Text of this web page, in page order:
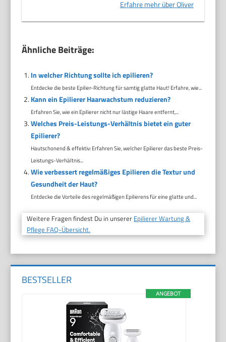
Erfahre mehr über Oliver
Ähnliche Beiträge:
In welcher Richtung sollte ich epilieren?
Entdecke die beste Epilier-Richtung für samtig glatte Haut! Erfahre, wie...
Kann ein Epilierer Haarwachstum reduzieren?
Erfahren Sie, wie ein Epilierer nicht nur lästige Haare entfernt,...
Welches Preis-Leistungs-Verhältnis bietet ein guter
Epilierer?
Hautschonend & effektiv: Erfahren Sie, welcher Epilierer das beste Preis-
Leistungs-Verhältnis...
Wie verbessert regelmäßiges Epilieren die Textur und
Gesundheit der Haut?
Entdecke die Vorteile des regelmäßigen Epilierens für eine glatte und...
Weitere Fragen findest Du in unserer Epilierer Wartung &
Pflege FAQ-Übersicht.
BESTSELLER
ANGEBOT